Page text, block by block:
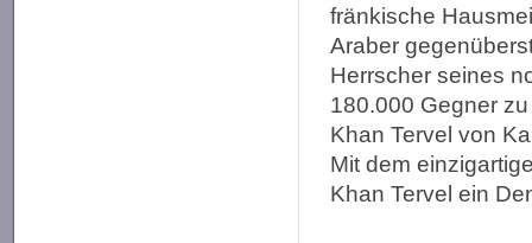
fränkische
Araber
Herrscher seines
180.000 Gegner
Khan Tervel von
Mit dem
Khan Tervel ein